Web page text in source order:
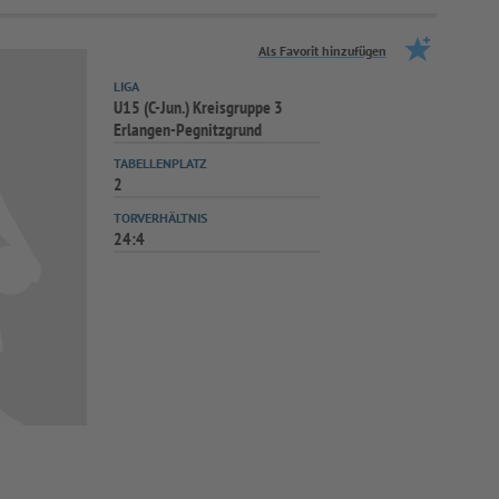
Als Favorit hinzufügen
LIGA
U15 (C-Jun.) Kreisgruppe 3
Erlangen-Pegnitzgrund
TABELLENPLATZ
2
TORVERHÄLTNIS
24:4